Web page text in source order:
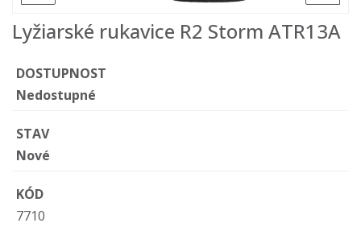
Lyžiarské rukavice R2 Storm ATR13A
DOSTUPNOST
Nedostupné
STAV
Nové
KÓD
7710